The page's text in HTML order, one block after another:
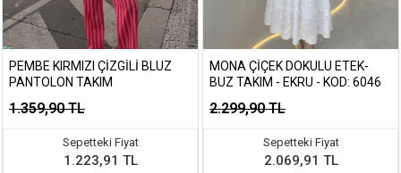
PEMBE KIRMIZI ÇIZGILI BLUZ
PANTOLON TAKIM
1.359,90 TL
Sepetteki Fiyat
1.223,91 TL
MONA ÇIÇEK DOKULU ETEK-
BUZ TAKIM - EKRU - KOD: 6046
2.299,90 TL
Sepetteki Fiyat
2.069,91 TL